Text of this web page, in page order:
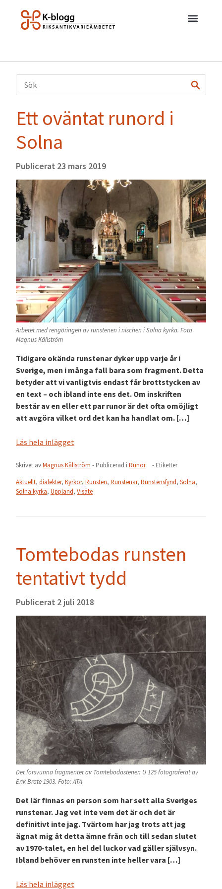
Ett oväntat runord i
Solna
Publicerat 23 mars 2019
Arbetet med rengöringen av runstenen i nischen i Solna kyrka. Foto
Magnus Källström
Tidigare okända runstenar dyker upp varje år i
Sverige, men i många fall bara som fragment. Detta
betyder att vi vanligtvis endast får brottstycken av
en text – och ibland inte ens det. Om inskriften
består av en eller ett par runor är det ofta omöjligt
att avgöra vilket ord det kan ha handlat om. […]
Läs hela inlägget
Skrivet avMagnus Källström - Publicerad i Runor
- Etiketter
Aktuellt, dialekter, Kyrkor, Runsten, Runstenar, Runstensfynd, Solna,
Solna kyrka, Uppland, Visäte
Tomtebodas runsten
tentativt tydd
Publicerat 2 juli 2018
Det försvunna fragmentet av Tomtebodastenen U 125 fotograferat av
Erik Brate 1903. Foto: ATA
Det lär finnas en person som har sett alla Sveriges
runstenar. Jag vet inte vem det är och det är
definitivt inte jag. Tvärtom har jag trots att jag
ägnat mig åt detta ämne från och till sedan slutet
av 1970-talet, en hel del luckor vad gäller självsyn.
Ibland behöver en runsten inte heller vara […]
Läs hela inlägget